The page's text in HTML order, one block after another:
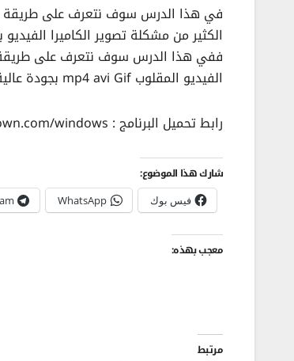
في هذا الدرس سوف نتعرف على طريقة
الكثير من مشكلة تصوير الكاميرا
ففي هذا الدرس سوف نتعرف على طريقة
الفيديو المقلوب mp4 avi Gif بجودة عالية ، مع برنامج تدوير الفيديو المقلوب للكمبيوتر وتغير اتجاه الفيديو.
رابط تحميل البرنامج : https://free-video-flip-and-rotate.ar.uptodown.com/windows
شارك هذا الموضوع:
فيس بوك WhatsApp
معجب بهذه:
مرتبط